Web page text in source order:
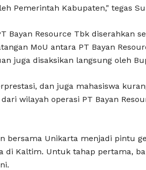
Pemerintah Kabupaten," tegas
Bayan Resource Tbk diserahkan
MoU antara PT Bayan
juga disaksikan langsung oleh
dan juga mahasiswa
wilayah operasi PT Bayan
bersama Unikarta menjadi pintu
di Kaltim. Untuk tahap pertama,